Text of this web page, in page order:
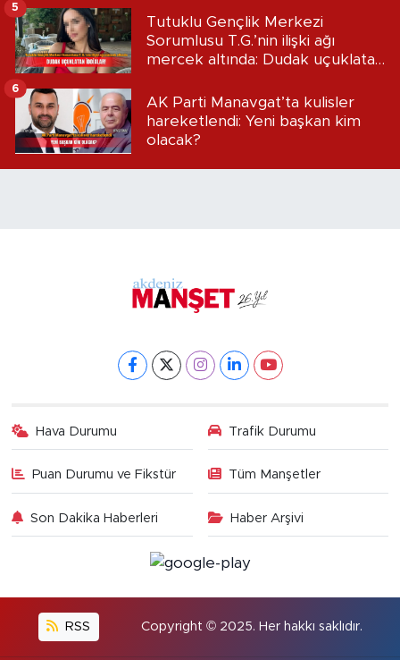
Tutuklu Gençlik Merkezi
Sorumlusu T.G.’nin ilişki ağı
mercek altında: Dudak uçuklatan
5
AK Parti Manavgat’ta kulisler
hareketlendi: Yeni başkan kim
olacak?
6
Hava Durumu Trafik Durumu
Puan Durumu ve Fikstür Tüm Manşetler
Son Dakika Haberleri Haber Arşivi
RSS Copyright © 2025. Her hakkı saklıdır.